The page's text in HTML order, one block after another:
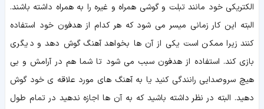
الکتریکی خود مانند تبلت و گوشی همراه و غیره را به همراه داشته باشند.
البته این کار زمانی میسر می شود که هر کدام از هدفون خود استفاده
کنند زیرا ممکن است یکی از آن ها بخواهد آهنگ گوش دهد و دیگری
بازی کند. استفاده از هدفون سبب می شود تا شما هم در آرامش و بی
هیچ سروصدایی رانندگی کنید یا به آهنگ های مورد علاقه ی خود گوش
دهید. البته در نظر داشته باشید که به آن ها اجازه ندهید در تمام طول